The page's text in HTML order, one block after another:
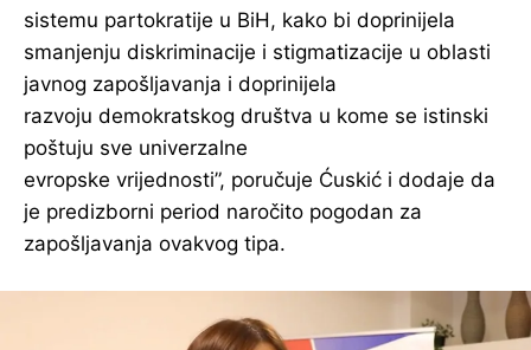
sistemu partokratije u BiH, kako bi doprinijela
smanjenju diskriminacije i stigmatizacije u oblasti
javnog zapošljavanja i doprinijela
razvoju demokratskog društva u kome se istinski
poštuju sve univerzalne
evropske vrijednosti”, poručuje Ćuskić i dodaje da
je predizborni period naročito pogodan za
zapošljavanja ovakvog tipa.